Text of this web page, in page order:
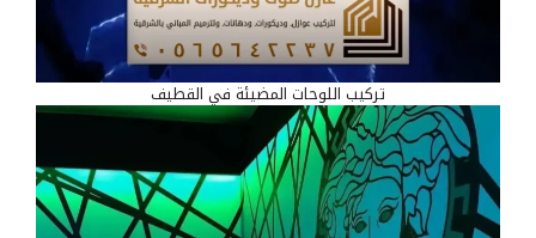
تركيب اللوحات المضيئة في القطيف